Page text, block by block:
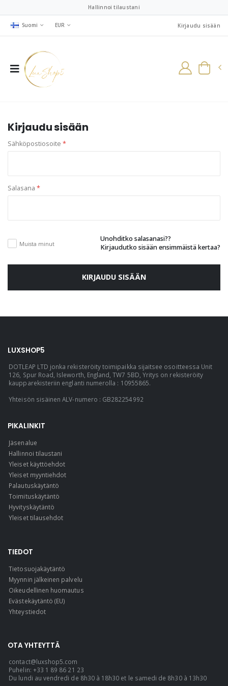
Hallinnoi tilaustani
Suomi EUR Kirjaudu sisään
Kirjaudu sisään
Sähköpostiosoite *
Salasana *
Muista minut
Unohditko salasanasi??
Kirjaudutko sisään ensimmäistä kertaa?
KIRJAUDU SISÄÄN
LUXSHOP5
DOTLEAP LTD jonka rekisteröity toimipaikka sijaitsee osoitteessa Unit
126, Spur Road, Isleworth, England, TW7 5BD, Yritys on rekisteröity
kaupparekisteriin englanti numerolla : 10955865.
Yhteisön sisäinen ALV-numero : GB282254992
PIKALINKIT
Jäsenalue
Hallinnoi tilaustani
Yleiset käyttöehdot
Yleiset myyntiehdot
Palautuskäytäntö
Toimituskäytäntö
Hyvityskäytäntö
Yleiset tilausehdot
TIEDOT
Tietosuojakäytäntö
Myynnin jälkeinen palvelu
Oikeudellinen huomautus
Evästekäytäntö (EU)
Yhteystiedot
OTA YHTEYTTÄ
contact@luxshop5.com
Puhelin: +33 1 89 86 21 23
Du lundi au vendredi de 8h30 à 18h30 et le samedi de 8h30 à 13h30